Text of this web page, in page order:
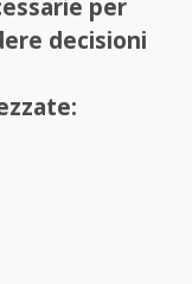
per
decisioni